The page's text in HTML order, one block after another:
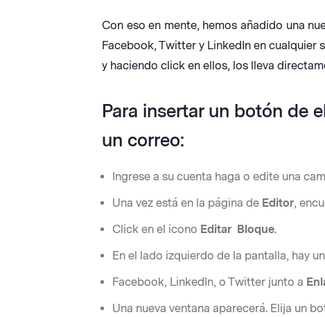
Con eso en mente, hemos añadido una
Facebook, Twitter y LinkedIn en
y haciendo click en ellos, los lleva
Para insertar un botón de
un correo:
Ingrese a su cuenta haga o edite una
Una vez está en la página de Editor,
Click en el icono Editar Bloque.
En el lado izquierdo de la pantalla, hay
Facebook, LinkedIn, o Twitter junto a
Una nueva ventana aparecerá. Elija un